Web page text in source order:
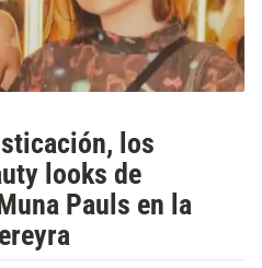
los
looks de
Pauls en la